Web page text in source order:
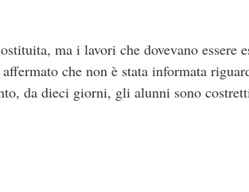
ma i lavori che dovevano
che non è stata informata
da dieci giorni, gli alunni sono